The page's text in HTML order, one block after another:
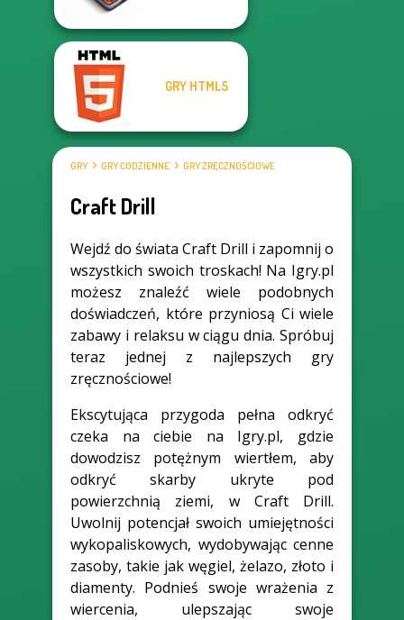
GRY HTML5
GRY GRY CODZIENNE GRY ZRĘCZNOŚCIOWE
Craft Drill
Wejdź do świata Craft Drill i zapomnij o
wszystkich swoich troskach! Na Igry.pl
możesz znaleźć wiele podobnych
doświadczeń, które przyniosą Ci wiele
zabawy i relaksu w ciągu dnia. Spróbuj
teraz jednej z najlepszych gry
zręcznościowe!
Ekscytująca przygoda pełna odkryć
czeka na ciebie na Igry.pl, gdzie
dowodzisz potężnym wiertłem, aby
odkryć skarby ukryte pod
powierzchnią ziemi, w Craft Drill.
Uwolnij potencjał swoich umiejętności
wykopaliskowych, wydobywając cenne
zasoby, takie jak węgiel, żelazo, złoto i
diamenty. Podnieś swoje wrażenia z
wiercenia, ulepszając swoje